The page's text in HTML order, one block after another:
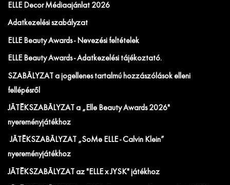
ELLE Decor Médiaajánlat 2026
Adatkezelési szabályzat
ELLE Beauty Awards - Nevezési feltételek
ELLE Beauty Awards - Adatkezelési tájékoztató.
SZABÁLYZAT a jogellenes tartalmú hozzászólások elleni
fellépésről
JÁTÉKSZABÁLYZAT a „Elle Beauty Awards 2026"
nyereményjátékhoz
JÁTÉKSZABÁLYZAT „SoMe ELLE - Calvin Klein”
nyereményjátékhoz
JÁTÉKSZABÁLYZAT az "ELLE x JYSK" játékhoz